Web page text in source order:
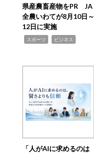
県産農畜産物をPR JA
全農いわてが8月10日～
12日に実施
スポーツ ビジネス
「人がAIに求めるのは